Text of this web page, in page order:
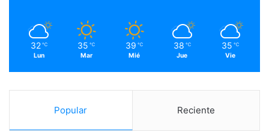
m
32 ℃
Lun
35 ℃
Mar
39 ℃
Mié
38 ℃
Jue
35 ℃
Vie
Popular Reciente